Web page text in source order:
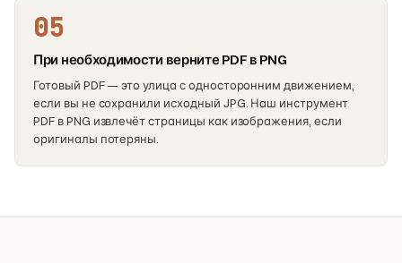
05
При необходимости верните PDF в PNG
Готовый PDF — это улица с односторонним движением,
если вы не сохранили исходный JPG. Наш инструмент
PDF в PNG извлечёт страницы как изображения, если
оригиналы потеряны.